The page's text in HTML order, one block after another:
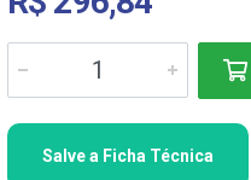
Salve a Ficha Técnica